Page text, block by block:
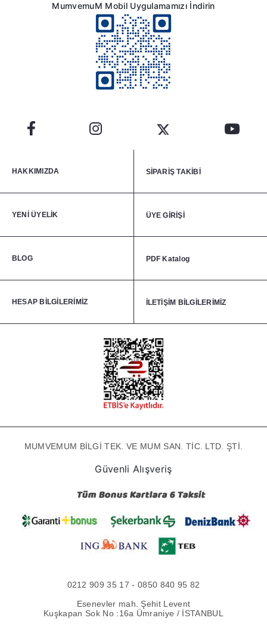
MumvemuM Mobil Uygulamamızı İndirin
HAKKIMIZDA SİPARİŞ TAKİBİ
YENİ ÜYELİK ÜYE GİRİŞİ
BLOG PDF Katalog
HESAP BİLGİLERİMİZ İLETİŞİM BİLGİLERİMİZ
MUMVEMUM BİLGİ TEK. VE MUM SAN. TİC. LTD. ŞTİ.
Güvenli Alışveriş
0212 909 35 17 - 0850 840 95 82
Esenevler mah. Şehit Levent
Kuşkapan Sok No :16a Ümraniye / İSTANBUL